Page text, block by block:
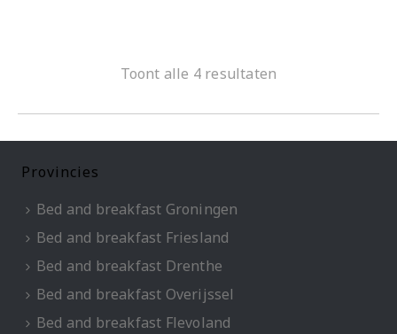
Toont alle 4 resultaten
Provincies
Bed and breakfast Groningen
Bed and breakfast Friesland
Bed and breakfast Drenthe
Bed and breakfast Overijssel
Bed and breakfast Flevoland